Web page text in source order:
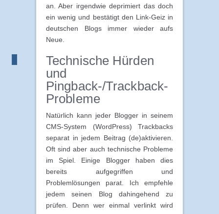
an. Aber irgendwie deprimiert das doch
ein wenig und bestätigt den Link-Geiz in
deutschen Blogs immer wieder aufs
Neue.
Technische Hürden
und
Pingback-/Trackback-
Probleme
Natürlich kann jeder Blogger in seinem
CMS-System (WordPress) Trackbacks
separat in jedem Beitrag (de)aktivieren.
Oft sind aber auch technische Probleme
im Spiel. Einige Blogger haben dies
bereits aufgegriffen und
Problemlösungen parat. Ich empfehle
jedem seinen Blog dahingehend zu
prüfen. Denn wer einmal verlinkt wird